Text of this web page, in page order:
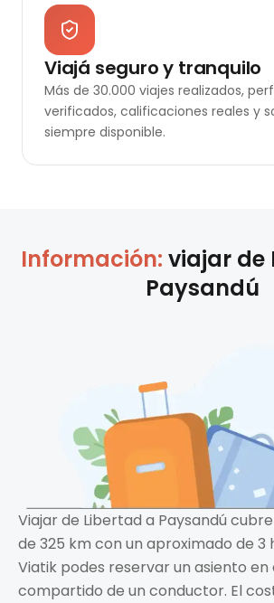
Viajá seguro y tranquilo
Más de 30.000 viajes realizados,
verificados, calificaciones reales y
siempre disponible.
Información: viajar de
Paysandú
Viajar de Libertad a Paysandú
de 325 km con un aproximado de 3
Viatik podes reservar un asiento en
compartido de un conductor. El